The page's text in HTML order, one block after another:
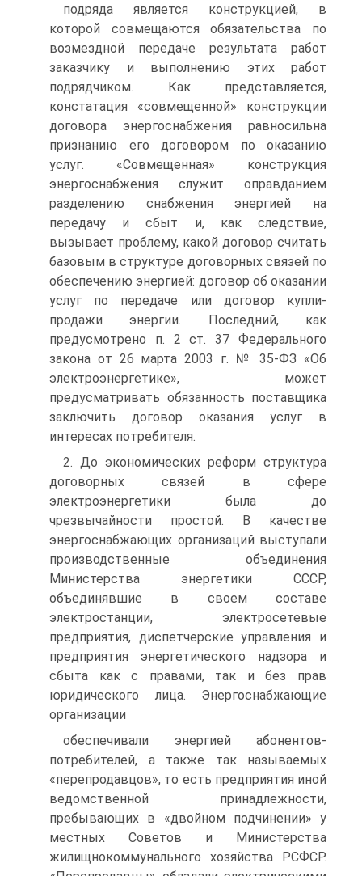
подряда является конструкцией, в
которой совмещаются обязательства по
возмездной передаче результата работ
заказчику и выполнению этих работ
подрядчиком. Как представляется,
констатация «совмещенной» конструкции
договора энергоснабжения равносильна
признанию его договором по оказанию
услуг. «Совмещенная» конструкция
энергоснабжения служит оправданием
разделению снабжения энергией на
передачу и сбыт и, как следствие,
вызывает проблему, какой договор считать
базовым в структуре договорных связей по
обеспечению энергией: договор об оказании
услуг по передаче или договор купли-
продажи энергии. Последний, как
предусмотрено п. 2 ст. 37 Федерального
закона от 26 марта 2003 г. № 35-ФЗ «Об
электроэнергетике», может
предусматривать обязанность поставщика
заключить договор оказания услуг в
интересах потребителя.
2. До экономических реформ структура
договорных связей в сфере
электроэнергетики была до
чрезвычайности простой. В качестве
энергоснабжающих организаций выступали
производственные объединения
Министерства энергетики СССР,
объединявшие в своем составе
электростанции, электросетевые
предприятия, диспетчерские управления и
предприятия энергетического надзора и
сбыта как с правами, так и без прав
юридического лица. Энергоснабжающие
организации
обеспечивали энергией абонентов-
потребителей, а также так называемых
«перепродавцов», то есть предприятия иной
ведомственной принадлежности,
пребывающих в «двойном подчинении» у
местных Советов и Министерства
жилищнокоммунального хозяйства РСФСР.